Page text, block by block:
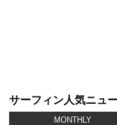
サーフィン人気ニュ
MONTHLY